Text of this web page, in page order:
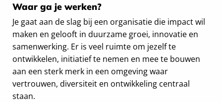
Waar ga je werken?
Je gaat aan de slag bij een organisatie die impact wil
maken en gelooft in duurzame groei, innovatie en
samenwerking. Er is veel ruimte om jezelf te
ontwikkelen, initiatief te nemen en mee te bouwen
aan een sterk merk in een omgeving waar
vertrouwen, diversiteit en ontwikkeling centraal
staan.